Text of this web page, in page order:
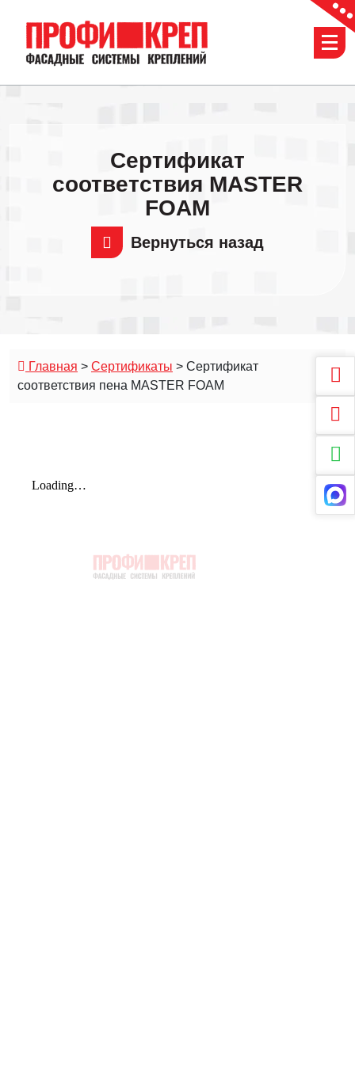
содержимому
Сертификат
соответствия MASTER
FOAM
Вернуться назад
Главная > Сертификаты > Сертификат
соответствия пена MASTER FOAM